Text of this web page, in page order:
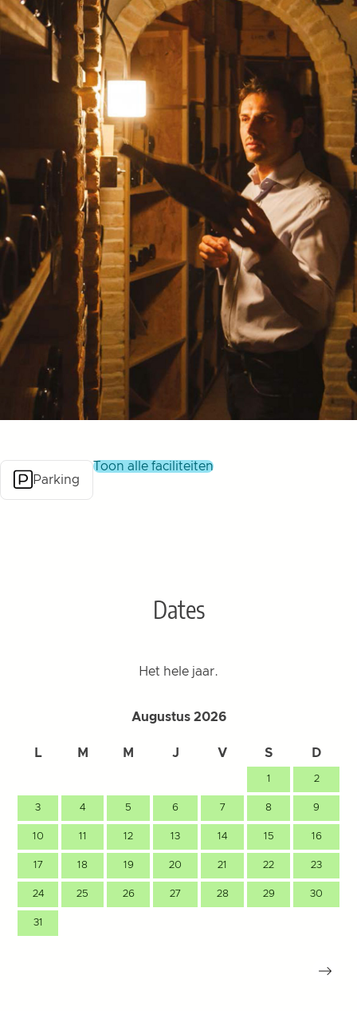
Parking
toon alle faciliteiten
Dates
Het hele jaar.
Augustus 2026
L M M J V S D
1 2
3 4 5 6 7 8 9
10 11 12 13 14 15 16
17 18 19 20 21 22 23
24 25 26 27 28 29 30
31